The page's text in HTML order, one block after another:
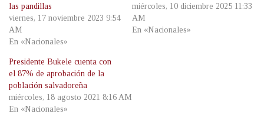
las pandillas
viernes, 17 noviembre 2023 9:54
AM
En «Nacionales»
miércoles, 10 diciembre 2025 11:33
AM
En «Nacionales»
Presidente Bukele cuenta con
el 87% de aprobación de la
población salvadoreña
miércoles, 18 agosto 2021 8:16 AM
En «Nacionales»